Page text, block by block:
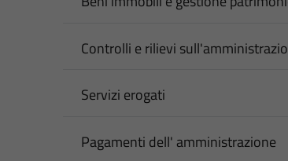
Controlli e rilievi
Servizi erogati
Pagamenti dell' amministrazione